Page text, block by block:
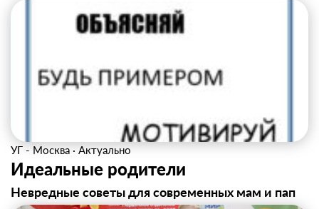
УГ - Москва · Актуально
Идеальные родители
Невредные советы для современных мам и пап